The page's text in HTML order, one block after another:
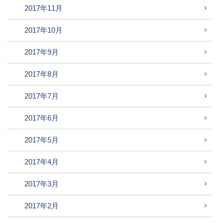
2017年11月
2017年10月
2017年9月
2017年8月
2017年7月
2017年6月
2017年5月
2017年4月
2017年3月
2017年2月